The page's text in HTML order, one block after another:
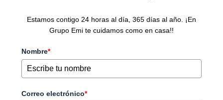
Estamos contigo 24 horas al día, 365 días al año. ¡En
Grupo Emi te cuidamos como en casa!!
Nombre*
Correo electrónico*